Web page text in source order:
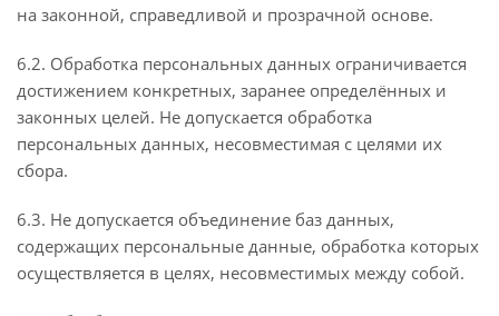
на законной, справедливой и прозрачной основе.
6.2. Обработка персональных данных ограничивается
достижением конкретных, заранее определённых и
законных целей. Не допускается обработка
персональных данных, несовместимая с целями их
сбора.
6.3. Не допускается объединение баз данных,
содержащих персональные данные, обработка которых
осуществляется в целях, несовместимых между собой.